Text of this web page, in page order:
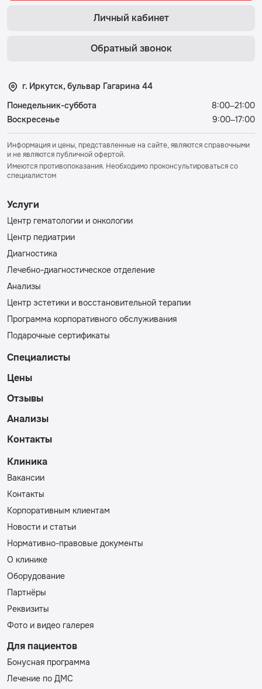
Личный кабинет
Обратный звонок
г. Иркутск, бульвар Гагарина 44
Понедельник-суббота
8:00–21:00
Воскресенье
9:00–17:00
Информация и цены, представленные на сайте, являются справочными
и не являются публичной офертой.
Имеются противопоказания. Необходимо проконсультироваться со
специалистом
Услуги
Центр гематологии и онкологии
Центр педиатрии
Диагностика
Лечебно-диагностическое отделение
Анализы
Центр эстетики и восстановительной терапии
Программа корпоративного обслуживания
Подарочные сертификаты
Специалисты
Цены
Отзывы
Анализы
Контакты
Клиника
Вакансии
Контакты
Корпоративным клиентам
Новости и статьи
Нормативно-правовые документы
О клинике
Оборудование
Партнёры
Реквизиты
Фото и видео галерея
Для пациентов
Бонусная программа
Лечение по ДМС